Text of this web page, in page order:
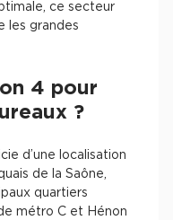
ce secteur
les grandes
4 pour
?
d’une localisation
de la Saône,
quartiers
métro C et Hénon